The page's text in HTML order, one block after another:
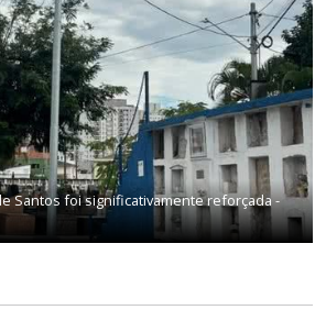
Santos foi significativamente reforçada -